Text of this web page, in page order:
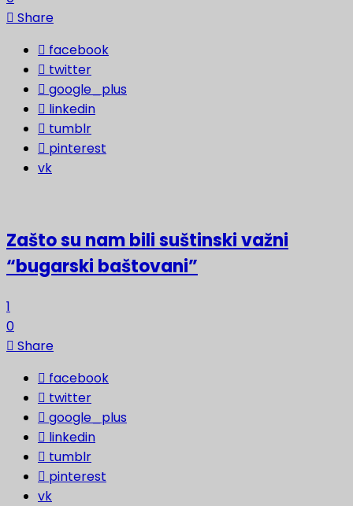
Share
facebook
twitter
google_plus
linkedin
tumblr
pinterest
vk
Zašto su nam bili suštinski važni
“bugarski baštovani”
1
0
Share
facebook
twitter
google_plus
linkedin
tumblr
pinterest
vk